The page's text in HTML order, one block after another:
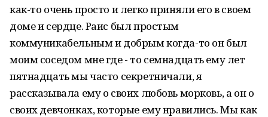
как-то очень просто и легко приняли его в своем
доме и сердце. Раис был простым
коммуникабельным и добрым когда-то он был
моим соседом мне где - то семнадцать ему лет
пятнадцать мы часто секретничали, я
рассказывала ему о своих любовь морковь, а он о
своих девчонках, которые ему нравились. Мы как